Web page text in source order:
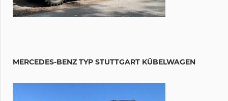
MERCEDES-BENZ TYP STUTTGART KÜBELWAGEN